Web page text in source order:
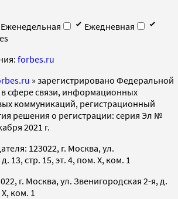
Еженедельная
Ежедневная
forbes.ru
» зарегистрировано Федеральной
сфере связи, информационных
коммуникаций, регистрационный
решения о регистрации: серия Эл №
2021 г.
123022, г. Москва, ул.
13, стр. 15, эт. 4, пом. X, ком. 1
г. Москва, ул. Звенигородская 2-я, д.
ком. 1